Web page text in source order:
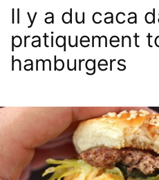
Il y a du caca
pratiquement
hamburgers